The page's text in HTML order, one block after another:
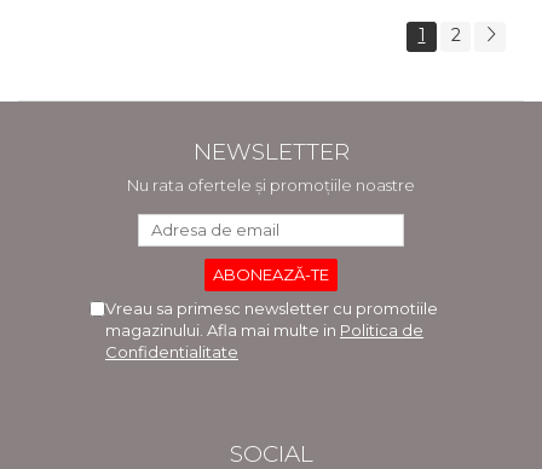
1 2
NEWSLETTER
Nu rata ofertele și promoțiile noastre
Vreau sa primesc newsletter cu promotiile
magazinului. Afla mai multe in Politica de
Confidentialitate
SOCIAL